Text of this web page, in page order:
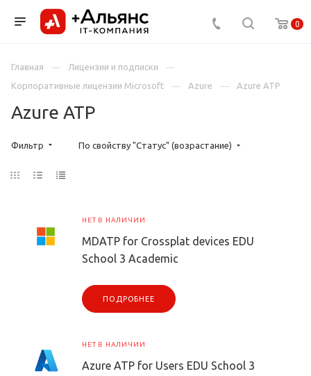
0
Главная
Лицензии и подписки
Корпоративные лицензии Microsoft
Azure Azure ATP
Azure ATP
Фильтр По свойству "Статус" (возрастание)
НЕТ В НАЛИЧИИ
MDATP for Crossplat devices EDU
School 3 Academic
ПОДРОБНЕЕ
НЕТ В НАЛИЧИИ
Azure ATP for Users EDU School 3